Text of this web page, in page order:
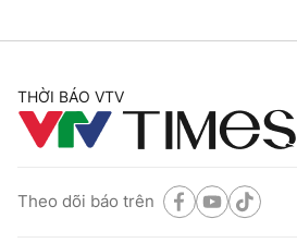
THỜI BÁO VTV
Theo dõi báo trên